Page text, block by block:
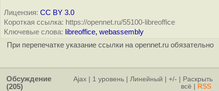
Лицензия: CC BY 3.0
Короткая ссылка: https://opennet.ru/55100-libreoffice
Ключевые слова: libreoffice, webassembly
При перепечатке указание ссылки на opennet.ru обязательно
Обсуждение
(205)
Ajax 1 уровень Линейный +/-
Раскрыть
всё
RSS